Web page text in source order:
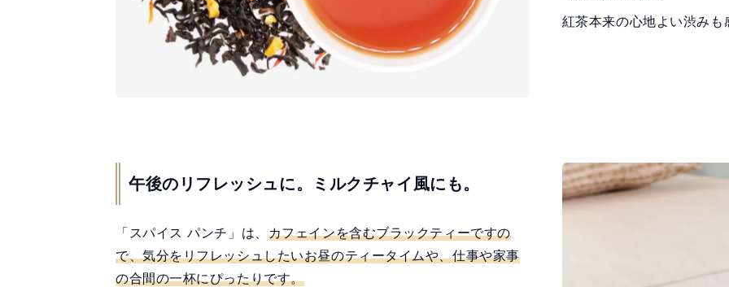
紅茶本来の心地よい渋み
午後のリフレッシュに。ミルクチャイ風にも。
「スパイス パンチ」は、 カフェインを含むブラックティーですの
で、気分をリフレッシュしたいお昼のティータイムや、仕事や家事
の合間の一杯にぴったりです。